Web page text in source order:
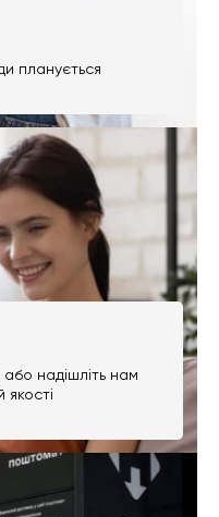
планується
надішліть нам